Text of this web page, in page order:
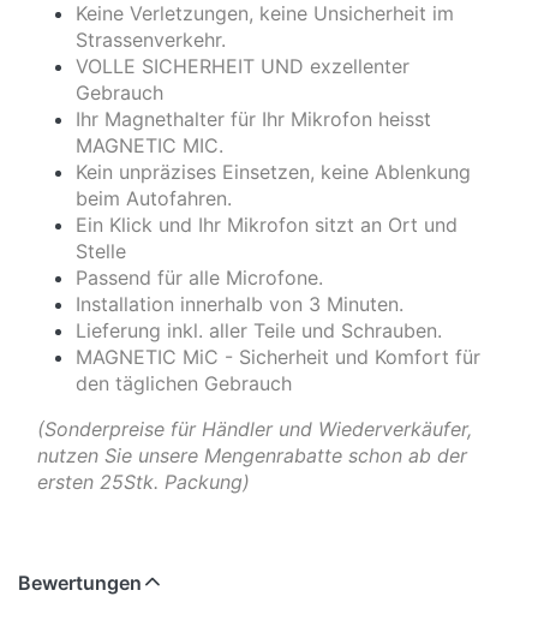
Keine Verletzungen, keine Unsicherheit im
Strassenverkehr.
VOLLE SICHERHEIT UND exzellenter
Gebrauch
Ihr Magnethalter für Ihr Mikrofon heisst
MAGNETIC MIC.
Kein unpräzises Einsetzen, keine Ablenkung
beim Autofahren.
Ein Klick und Ihr Mikrofon sitzt an Ort und
Stelle
Passend für alle Microfone.
Installation innerhalb von 3 Minuten.
Lieferung inkl. aller Teile und Schrauben.
MAGNETIC MiC - Sicherheit und Komfort für
den täglichen Gebrauch
(Sonderpreise für Händler und Wiederverkäufer,
nutzen Sie unsere Mengenrabatte schon ab der
ersten 25Stk. Packung)
Bewertungen